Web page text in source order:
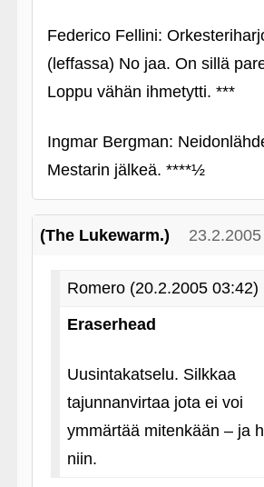
Federico Fellini:
(leffassa) No jaa. On sillä
Loppu vähän ihmetytti. ***
Ingmar Bergman:
Mestarin jälkeä. ****½
(The Lukewarm.)
Romero (20.2.2005 03:42)
Eraserhead
Uusintakatselu. Silkkaa
tajunnanvirtaa jota ei voi
ymmärtää mitenkään – ja
niin.